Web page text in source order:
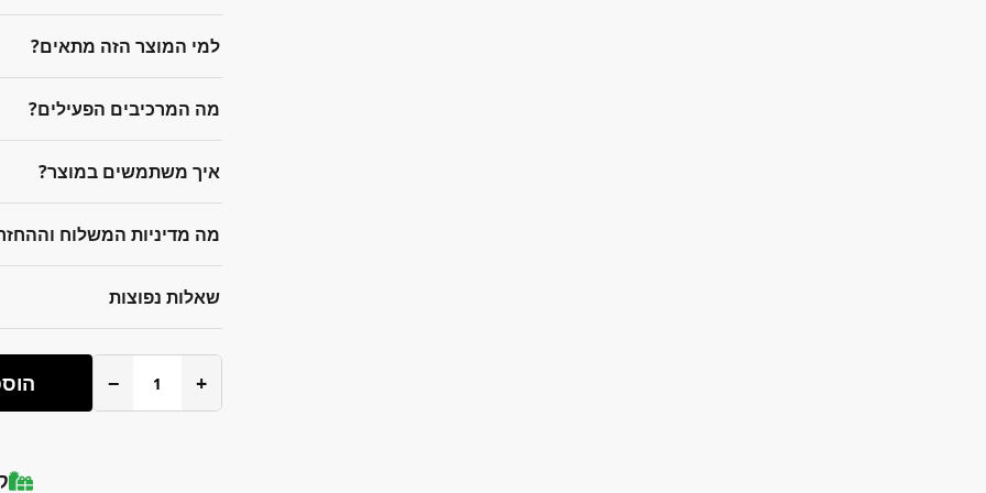
למי המוצר הזה מתאים?
מה המרכיבים הפעילים?
איך משתמשים במוצר?
מה מדיניות המשלוח
שאלות נפוצות
+
−